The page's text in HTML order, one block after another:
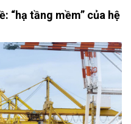
“hạ tầng mềm” của hệ